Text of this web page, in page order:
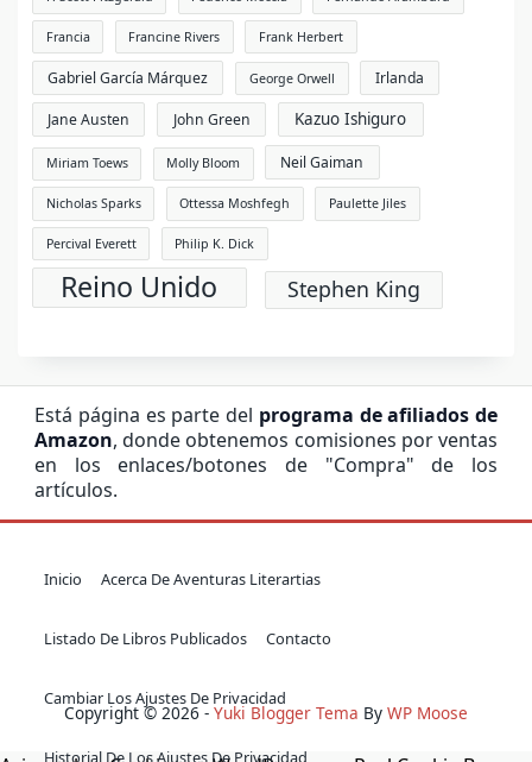
Francia Francine Rivers Frank Herbert
Gabriel García Márquez George Orwell Irlanda
Jane Austen John Green Kazuo Ishiguro
Miriam Toews Molly Bloom Neil Gaiman
Nicholas Sparks Ottessa Moshfegh Paulette Jiles
Percival Everett Philip K. Dick
Reino Unido Stephen King
Está página es parte del programa de afiliados de
Amazon, donde obtenemos comisiones por ventas
en los enlaces/botones de "Compra" de los
artículos.
Inicio Acerca De Aventuras Literartias
Listado De Libros Publicados Contacto
Cambiar Los Ajustes De Privacidad
Historial De Los Ajustes De Privacidad
Copyright © 2026 - Yuki Blogger Tema By WP Moose